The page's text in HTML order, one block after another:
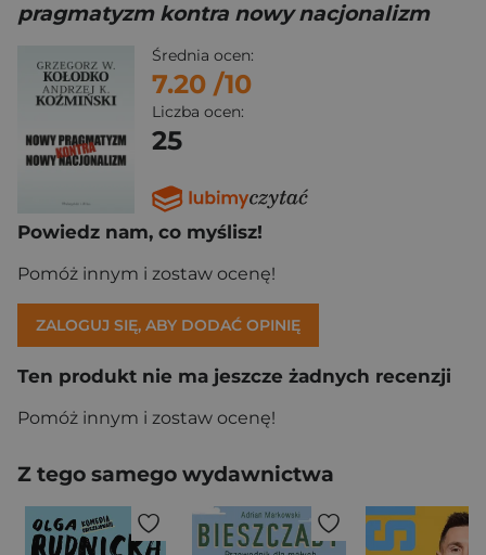
pragmatyzm kontra nowy nacjonalizm
Średnia ocen:
7.20 /10
Liczba ocen:
25
Powiedz nam, co myślisz!
Pomóż innym i zostaw ocenę!
ZALOGUJ SIĘ, ABY DODAĆ OPINIĘ
Ten produkt nie ma jeszcze żadnych recenzji
Pomóż innym i zostaw ocenę!
Z tego samego wydawnictwa